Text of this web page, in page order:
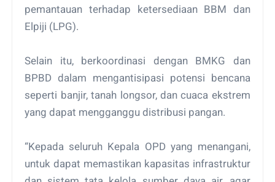
pemantauan terhadap ketersediaan BBM dan
Elpiji (LPG).
Selain itu, berkoordinasi dengan BMKG dan
BPBD dalam mengantisipasi potensi bencana
seperti banjir, tanah longsor, dan cuaca ekstrem
yang dapat mengganggu distribusi pangan.
“Kepada seluruh Kepala OPD yang menangani,
untuk dapat memastikan kapasitas infrastruktur